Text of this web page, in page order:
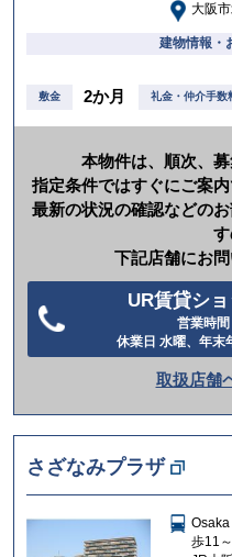
大阪
建物情報・
敷金 2か月 礼金・仲介手数
本物件は、順次、募
指定条件ではすぐにご案
最新の状況の確認などの
す
下記店舗にお問
UR賃貸シ
営業時
休業日 水曜、年末
取扱店舗
さざなみプラザ
歩11